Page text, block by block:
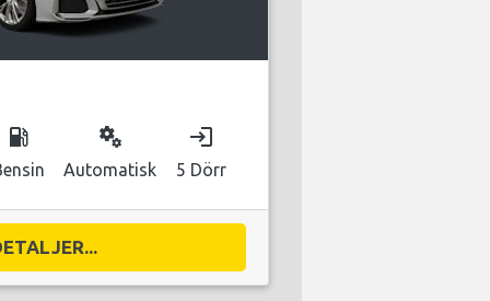
local_gas_station miscellaneous_services
Automatisk
login
5 Dörr